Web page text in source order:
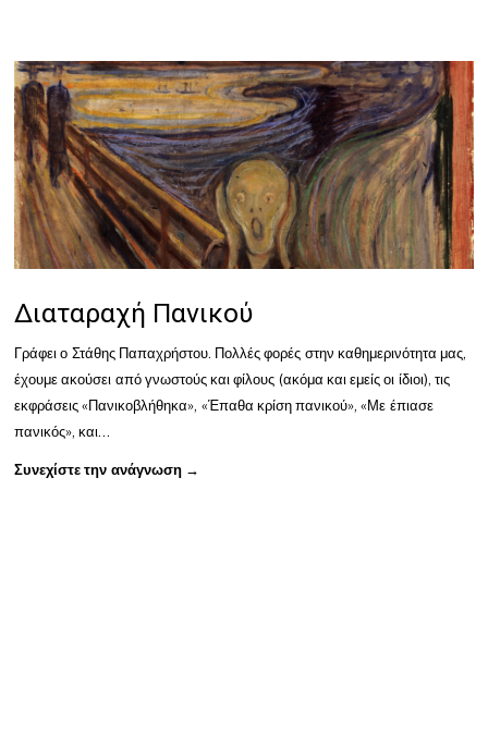
Διαταραχή Πανικού
Γράφει ο Στάθης Παπαχρήστου. Πολλές φορές στην καθημερινότητα μας,
έχουμε ακούσει από γνωστούς και φίλους (ακόμα και εμείς οι ίδιοι), τις
εκφράσεις «Πανικοβλήθηκα», «Έπαθα κρίση πανικού», «Με έπιασε
πανικός», και…
Συνεχίστε την ανάγνωση →